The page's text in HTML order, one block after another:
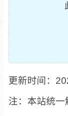
更新时间：
注：本站统一